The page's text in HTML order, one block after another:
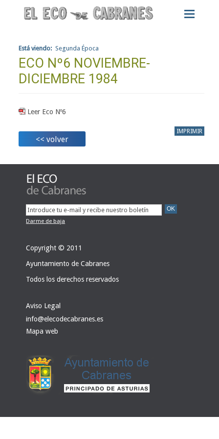
Está viendo: Segunda Época
ECO Nº6 NOVIEMBRE-
DICIEMBRE 1984
Leer Eco Nº6
<< volver
IMPRIMIR
Darme de baja
Copyright © 2011
Ayuntamiento de Cabranes
Todos los derechos reservados
Aviso Legal
info@elecodecabranes.es
Mapa web